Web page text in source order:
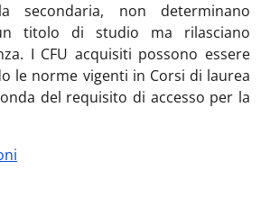
secondaria, non determinano
titolo di studio ma rilasciano
I CFU acquisiti possono essere
le norme vigenti in Corsi di laurea
del requisito di accesso per la